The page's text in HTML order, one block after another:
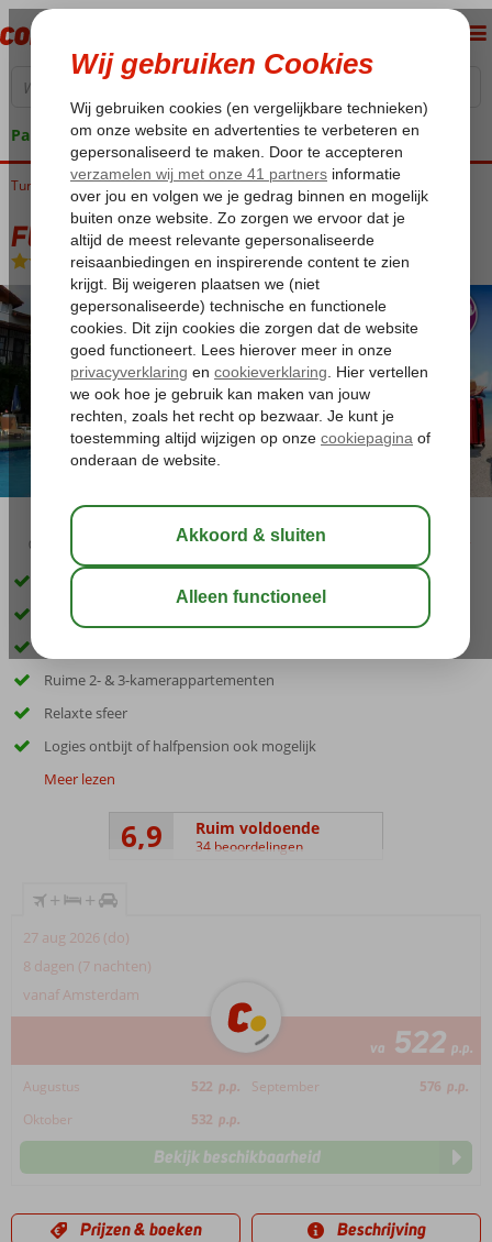
Pakketgarantie
Home
Turkije Egeische kust Dalyan Fly & Go Villa Ozalp
Fly & Go Villa Ozalp
Logies-Appartement
03:30 aug 33°C
Inclusief huurauto
Toplocatie vlakbij het centrum en de haven
Ruime 2- & 3-kamerappartementen
Relaxte sfeer
Logies ontbijt of halfpension ook mogelijk
Meer lezen
6,9 Ruim voldoende
34 beoordelingen
+ +
27 aug 2026 (do)
8 dagen (7 nachten)
vanaf Amsterdam
va 522 p.p.
Augustus 522 p.p. September 576 p.p.
Oktober
532 p.p.
Bekijk beschikbaarheid
Prijzen & boeken Beschrijving